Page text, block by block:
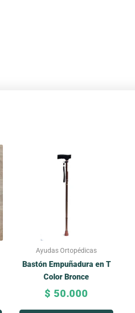
Ayudas Ortopédicas
Bastón Empuñadura en T
Color Bronce
$ 50.000
producto
tiene
múltiples
opciones
se
elegir
en
la
página
de